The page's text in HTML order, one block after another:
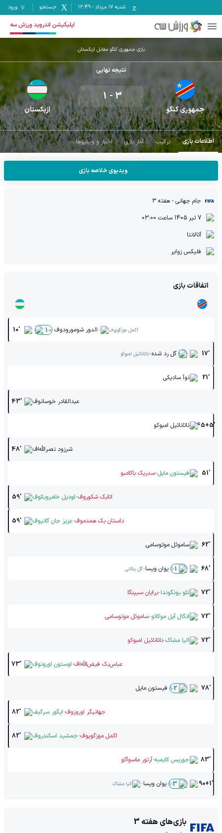
شنبه ۱۷ مرداد -
12:49 جستجو ورود
اپلیکیشن اندروید ورزش سه
بازی جمهوری کنگو مقابل ازبکستان
نتیجه نهایی
جمهوری کنگو
3
-
1
ازبکستان
اطلاعات بازی ترکیب آمار بازی اخبار و ویدیوها
ویدیوی خلاصه بازی
جام جهانی - هفته 3
7 تیر 1405
ساعت 03:00
آتالانتا
فلیکس زوایر
اتفاقات بازی
10' 0
-
1 الدور شومورودوف- اکمل موزگویوف
17' گل رد شده-ناتانائیل امبوکو
21' نوآ سادیکی
43' عبدالقادر خوسانوف
45+5' ناتانائیل امبوکو
48' شرزود نصرالله‌اف
51' فیستون مایل-سدریک باکامبو
59' اودیل خامروبکوف-اتابک شکوروف
59' عزیز جان گانیوف-داستان بک همدموف
62' ساموئل موتوسامی
68'
1
-
1 یوان ویسا-گل پنالتی
72' تئو بونگوندا-برایان سیپنگا
72' انگال آیل موکائو-ساموئل موتوسامی
72' الیا مشاک-ناتانائیل امبوکو
73' اوستون اورونوف-عباس‌بک فیض‌الله‌اف
78'
2
-
1 فیستون مایل
82' ایگور سرگیف-جهانیگر اوروزوف
82' جمشید اسکندروف-اکمل موزگویوف
83' جوریس کایمبه-آرتور ماسوآکو
90+1'
3
-
1 یوان ویسا- الیا مشاک
بازی‌های هفته 3